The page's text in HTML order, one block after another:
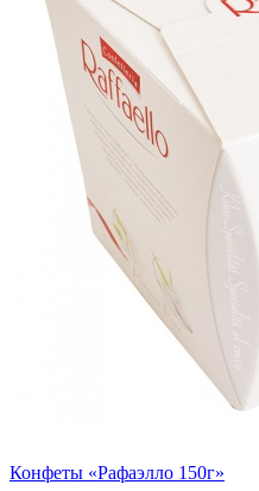
Конфеты «Рафаэлло 150г»